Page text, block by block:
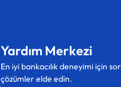
Yardım Merkezi
En iyi bankacılık deneyimi için
çözümler elde edin.